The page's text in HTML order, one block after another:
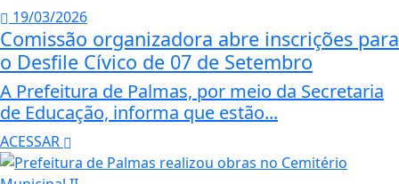
19/03/2026
Comissão organizadora abre inscrições para
o Desfile Cívico de 07 de Setembro
A Prefeitura de Palmas, por meio da Secretaria
de Educação, informa que estão...
ACESSAR